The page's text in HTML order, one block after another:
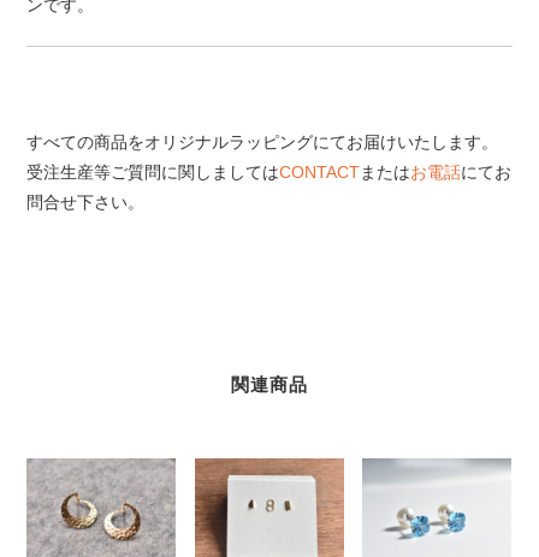
ンです。
すべての商品をオリジナルラッピングにてお届けいたします。
受注生産等ご質問に関しましてはCONTACTまたはお電話にてお
問合せ下さい。
関連商品